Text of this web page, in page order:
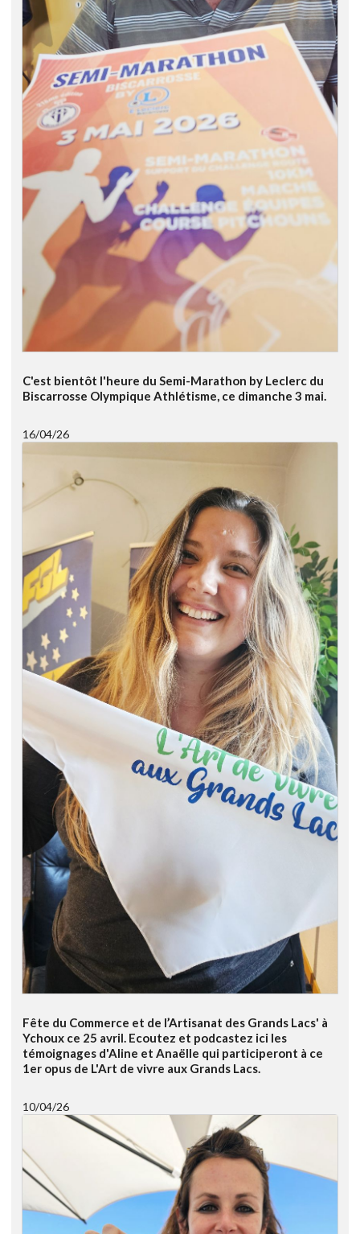
C'est bientôt l'heure du Semi-Marathon by Leclerc du
Biscarrosse Olympique Athlétisme, ce dimanche 3 mai.
16/04/26
Fête du Commerce et de l’Artisanat des Grands Lacs' à
Ychoux ce 25 avril. Ecoutez et podcastez ici les
témoignages d'Aline et Anaëlle qui participeront à ce
1er opus de L'Art de vivre aux Grands Lacs.
10/04/26